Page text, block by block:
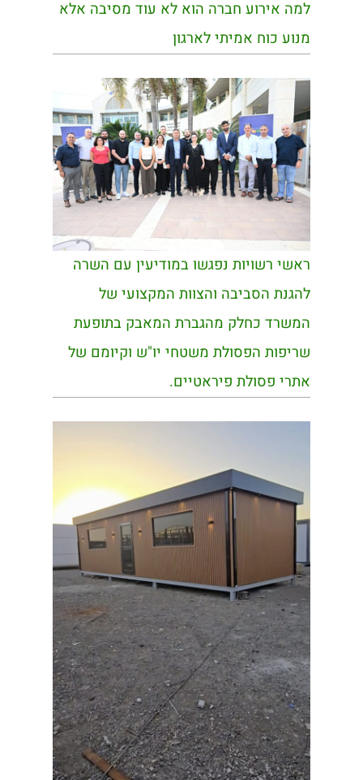
למה אירוע חברה הוא לא עוד מסיבה אלא
מנוע כוח אמיתי לארגון
ראשי רשויות נפגשו במודיעין עם השרה
להגנת הסביבה והצוות המקצועי של
המשרד כחלק מהגברת המאבק בתופעת
שריפות הפסולת משטחי יו"ש וקיומם של
אתרי פסולת פיראטיים.